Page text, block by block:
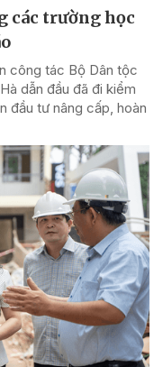
các trường học
công tác Bộ Dân tộc
dẫn đầu đã đi kiểm
đầu tư nâng cấp, hoàn